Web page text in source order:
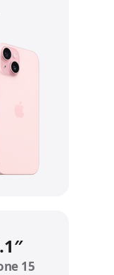
legal disclaimers
15